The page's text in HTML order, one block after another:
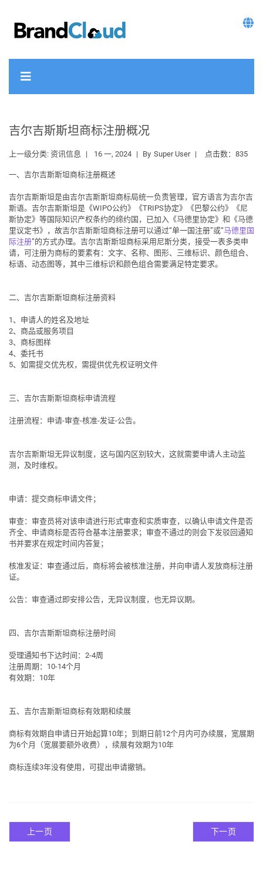
吉尔吉斯斯坦商标注册概况
上一级分类: 资讯信息 16 一, 2024 By Super User 点击数：835
一、吉尔吉斯斯坦商标注册概述
吉尔吉斯斯坦是由吉尔吉斯斯坦商标局统一负责管理，官方语言为吉尔吉
斯语。吉尔吉斯斯坦是《WIPO公约》《TRIPS协定》《巴黎公约》《尼
斯协定》等国际知识产权条约的缔约国，已加入《马德里协定》和《马德
里议定书》，故吉尔吉斯斯坦商标注册可以通过“单一国注册”或“马德里国
际注册”的方式办理。吉尔吉斯斯坦商标采用尼斯分类，接受一表多类申
请，可注册为商标的要素有：文字、名称、图形、三维标识、颜色组合、
标语、动态图等，其中三维标识和颜色组合需要满足特定要求。
二、吉尔吉斯斯坦商标注册资料
1、申请人的姓名及地址
2、商品或服务项目
3、商标图样
4、委托书
5、如需提交优先权，需提供优先权证明文件
三、吉尔吉斯斯坦商标申请流程
注册流程：申请-审查-核准-发证-公告。
吉尔吉斯斯坦无异议制度，这与国内区别较大，这就需要申请人主动监
测，及时维权。
申请：提交商标申请文件；
审查：审查员将对该申请进行形式审查和实质审查，以确认申请文件是否
齐全、申请商标是否符合基本注册要求；审查不通过的则会下发驳回通知
书并要求在规定时间内答复；
核准发证：审查通过后，商标将会被核准注册，并向申请人发放商标注册
证。
公告：审查通过即安排公告， 无异议制度，也无异议期。
四、吉尔吉斯斯坦商标注册时间
受理通知书下达时间：2-4周
注册周期：10-14个月
有效期：10年
五、吉尔吉斯斯坦商标有效期和续展
商标有效期自申请日开始起算10年；到期日前12个月内可办续展，宽展期
为6个月（宽展要额外收费），续展有效期为10年
商标连续3年没有使用，可提出申请撤销。
上一页 下一页